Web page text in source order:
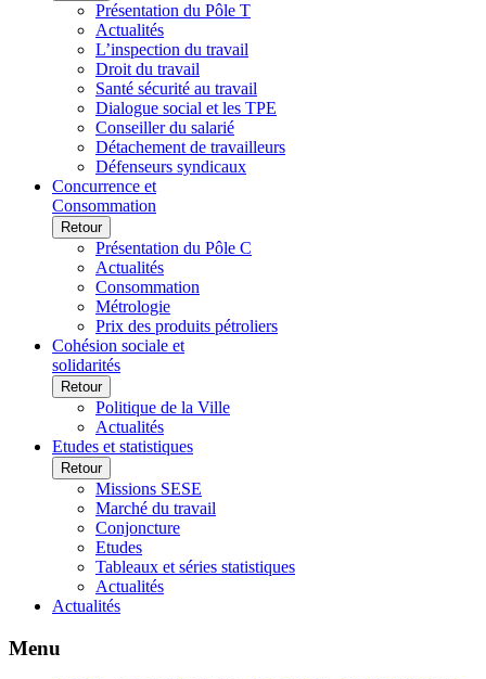
Présentation du Pôle T
Actualités
L’inspection du travail
Droit du travail
Santé sécurité au travail
Dialogue social et les TPE
Conseiller du salarié
Détachement de travailleurs
Défenseurs syndicaux
Concurrence et
Consommation
Retour
Présentation du Pôle C
Actualités
Consommation
Métrologie
Prix des produits pétroliers
Cohésion sociale et
solidarités
Retour
Politique de la Ville
Actualités
Etudes et statistiques
Retour
Missions SESE
Marché du travail
Conjoncture
Etudes
Tableaux et séries statistiques
Actualités
Actualités
Menu